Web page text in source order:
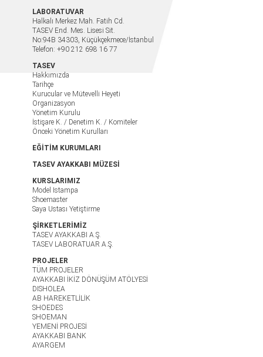
LABORATUVAR
Halkalı Merkez Mah. Fatih Cd.
TASEV End. Mes. Lisesi Sit.
No:94B 34303, Küçükçekmece/İstanbul
Telefon: +90 212 698 16 77
TASEV
Hakkımızda
Tarihçe
Kurucular ve Mütevelli Heyeti
Organizasyon
Yönetim Kurulu
İstişare K. / Denetim K. / Komiteler
Önceki Yönetim Kurulları
EĞİTİM KURUMLARI
TASEV AYAKKABI MÜZESİ
KURSLARIMIZ
Model Istampa
Shoemaster
Saya Ustası Yetiştirme
ŞİRKETLERİMİZ
TASEV AYAKKABI A.Ş.
TASEV LABORATUAR A.Ş.
PROJELER
TÜM PROJELER
AYAKKABI İKİZ DÖNÜŞÜM ATÖLYESİ
DISHOLEA
AB HAREKETLİLİK
SHOEDES
SHOEMAN
YEMENİ PROJESİ
AYAKKABI BANK
AYARGEM